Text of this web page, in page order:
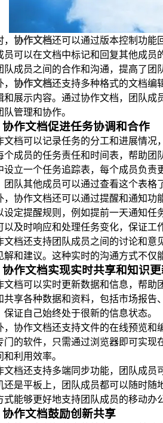
协作文档还可以通过版本控制功能
员可以在文档中标记和回复其他成
队成员之间的合作和沟通，提高了团
协作文档还支持多种格式的文档编
和展示内容。通过协作文档，团队
队管理和协作。
作文档促进任务协调和合作
文档可以记录任务的分工和进展情
个成员的任务责任和时间表，帮助
设立一个任务追踪表，每个成员负
团队其他成员可以通过查看这个表格
，协作文档还可以通过提醒和通知
设定提醒规则，例如提前一天通知
以及时响应和处理任务变化，保证工
文档还支持团队成员之间的讨论和
解和建议。这种实时的沟通方式不仅
作文档实现实时共享和知识
文档可以实时更新数据和信息，帮
共享各种数据和资料，包括市场报
保证自己始终处于很新的信息状态。
，协作文档还支持文件的在线预览
门的软件，只需通过浏览器即可实
和利用效率。
文档还支持多端同步功能，团队成员
还是平板上，团队成员都可以随时
式能够更好地支持团队成员的移动办
作文档鼓励创新共享